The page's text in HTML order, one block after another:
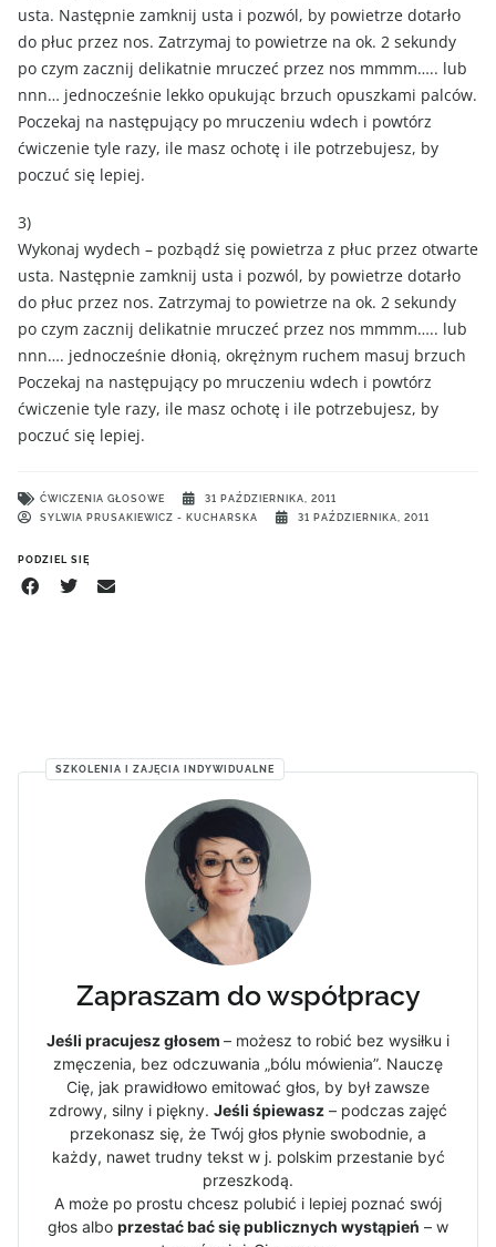
usta. Następnie zamknij usta i pozwól, by powietrze dotarło
do płuc przez nos. Zatrzymaj to powietrze na ok. 2 sekundy
po czym zacznij delikatnie mruczeć przez nos mmmm….. lub
nnn… jednocześnie lekko opukując brzuch opuszkami palców.
Poczekaj na następujący po mruczeniu wdech i powtórz
ćwiczenie tyle razy, ile masz ochotę i ile potrzebujesz, by
poczuć się lepiej.
3)
Wykonaj wydech – pozbądź się powietrza z płuc przez otwarte
usta. Następnie zamknij usta i pozwól, by powietrze dotarło
do płuc przez nos. Zatrzymaj to powietrze na ok. 2 sekundy
po czym zacznij delikatnie mruczeć przez nos mmmm….. lub
nnn…. jednocześnie dłonią, okrężnym ruchem masuj brzuch
Poczekaj na następujący po mruczeniu wdech i powtórz
ćwiczenie tyle razy, ile masz ochotę i ile potrzebujesz, by
poczuć się lepiej.
ĆWICZENIA GŁOSOWE
31 PAŹDZIERNIKA, 2011
SYLWIA PRUSAKIEWICZ - KUCHARSKA
31 PAŹDZIERNIKA, 2011
PODZIEL SIĘ
Zapraszam do współpracy
Jeśli pracujesz głosem – możesz to robić bez wysiłku i
zmęczenia, bez odczuwania „bólu mówienia”. Nauczę
Cię, jak prawidłowo emitować głos, by był zawsze
zdrowy, silny i piękny. Jeśli śpiewasz – podczas zajęć
przekonasz się, że Twój głos płynie swobodnie, a
każdy, nawet trudny tekst w j. polskim przestanie być
przeszkodą.
A może po prostu chcesz polubić i lepiej poznać swój
głos albo przestać bać się publicznych wystąpień – w
SZKOLENIA I ZAJĘCIA INDYWIDUALNE